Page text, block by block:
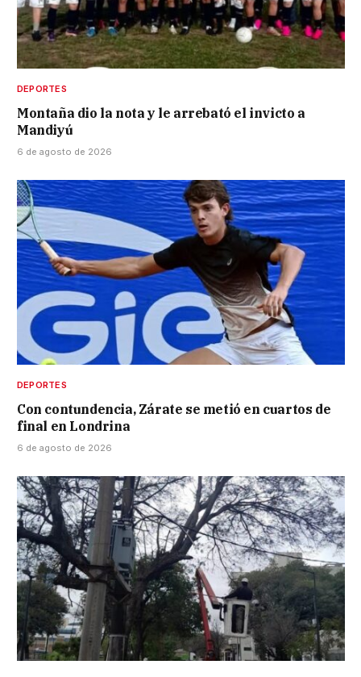
DEPORTES
Montaña dio la nota y le arrebató el invicto a
Mandiyú
6 de agosto de 2026
DEPORTES
Con contundencia, Zárate se metió en cuartos de
final en Londrina
6 de agosto de 2026